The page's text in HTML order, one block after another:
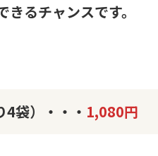
るチャンスです。
袋）・・・ 1,080円